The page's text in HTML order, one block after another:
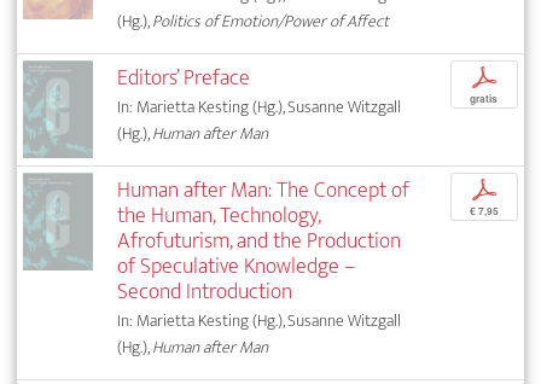
(Hg.),Politics of Emotion/Power of Affect
Editors’ Preface
In: Marietta Kesting (Hg.), Susanne Witzgall
(Hg.),Human after Man
p
gratis
Human after Man: The Concept of
the Human, Technology,
Afrofuturism, and the Production
of Speculative Knowledge –
Second Introduction
In: Marietta Kesting (Hg.), Susanne Witzgall
(Hg.),Human after Man
p
€ 7,95